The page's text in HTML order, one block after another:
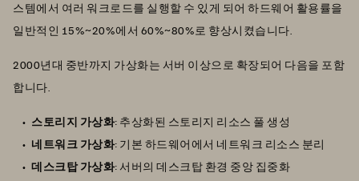
스템에서 여러 워크로드를 실행할 수 있게 되어 하드웨어 활용률을
일반적인 15%~20%에서 60%~80%로 향상시켰습니다.
2000년대 중반까지 가상화는 서버 이상으로 확장되어 다음을 포함
합니다.
스토리지 가상화: 추상화된 스토리지 리소스 풀 생성
네트워크 가상화: 기본 하드웨어에서 네트워크 리소스 분리
데스크탑 가상화: 서버의 데스크탑 환경 중앙 집중화